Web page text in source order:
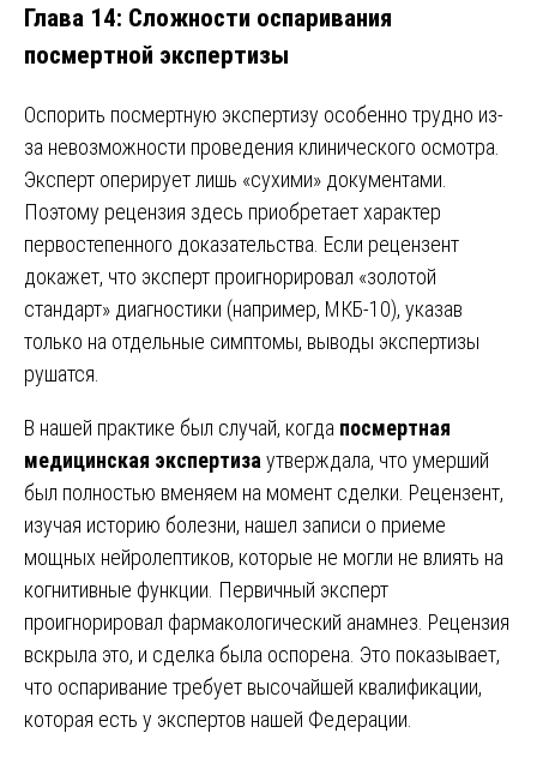
Глава 14: Сложности оспаривания
посмертной экспертизы
Оспорить посмертную экспертизу особенно трудно из-
за невозможности проведения клинического осмотра.
Эксперт оперирует лишь «сухими» документами.
Поэтому рецензия здесь приобретает характер
первостепенного доказательства. Если рецензент
докажет, что эксперт проигнорировал «золотой
стандарт» диагностики (например, МКБ-10), указав
только на отдельные симптомы, выводы экспертизы
рушатся.
В нашей практике был случай, когда посмертная
медицинская экспертиза утверждала, что умерший
был полностью вменяем на момент сделки. Рецензент,
изучая историю болезни, нашел записи о приеме
мощных нейролептиков, которые не могли не влиять на
когнитивные функции. Первичный эксперт
проигнорировал фармакологический анамнез. Рецензия
вскрыла это, и сделка была оспорена. Это показывает,
что оспаривание требует высочайшей квалификации,
которая есть у экспертов нашей Федерации.